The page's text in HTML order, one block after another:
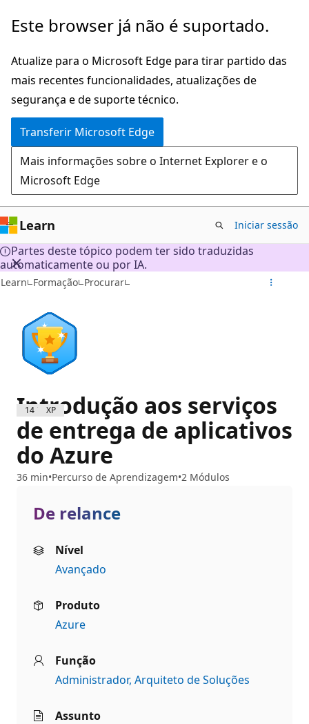
Saltar
o
conteúdo
principal
Este browser já não é suportado.
Atualize para o Microsoft Edge para tirar partido das
mais recentes funcionalidades, atualizações de
segurança e de suporte técnico.
Transferir Microsoft Edge
Mais informações sobre o Internet Explorer e o
Microsoft Edge
Learn Iniciar sessão
Partes deste tópico podem ter sido traduzidas
automaticamente ou por IA.
Learn Formação Procurar
1400 XP
Introdução aos serviços
de entrega de aplicativos
do Azure
36 min Percurso de Aprendizagem 2 Módulos
De relance
Nível
Avançado
Produto
Azure
Função
Administrador Arquiteto de Soluções
Assunto